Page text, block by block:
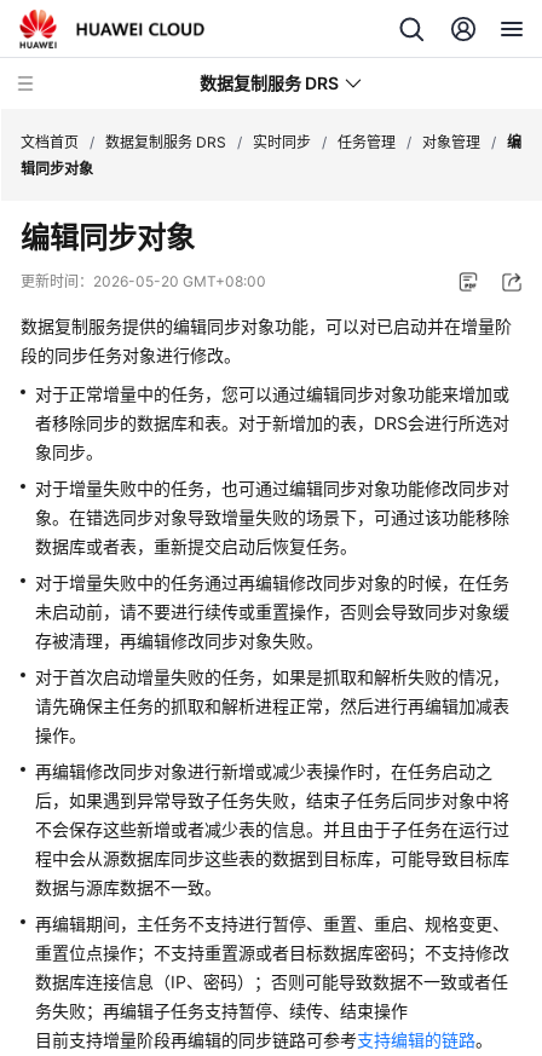
数据复制服务 DRS
最
新
动
产
介
绍
计
费
说
快
速
入
门
用
户
指
南
准
备
工
作
实
文档首页 / 数据复制服务 DRS / 实时同步 / 任务管理 / 对象管理 / 编
辑同步对象
编辑同步对象
更新时间： 2026-05-20 GMT+08:00
数据复制服务提供的编辑同步对象功能，可以对已启动并在增量阶
段的同步任务对象进行修改。
对于正常增量中的任务，您可以通过编辑同步对象功能来增加或
者移除同步的数据库和表。对于新增加的表，DRS会进行所选对
象同步。
对于增量失败中的任务，也可通过编辑同步对象功能修改同步对
象。在错选同步对象导致增量失败的场景下，可通过该功能移除
数据库或者表，重新提交启动后恢复任务。
对于增量失败中的任务通过再编辑修改同步对象的时候，在任务
未启动前，请不要进行续传或重置操作，否则会导致同步对象缓
存被清理，再编辑修改同步对象失败。
对于首次启动增量失败的任务，如果是抓取和解析失败的情况，
请先确保主任务的抓取和解析进程正常，然后进行再编辑加减表
操作。
再编辑修改同步对象进行新增或减少表操作时，在任务启动之
后，如果遇到异常导致子任务失败，结束子任务后同步对象中将
不会保存这些新增或者减少表的信息。并且由于子任务在运行过
程中会从源数据库同步这些表的数据到目标库，可能导致目标库
数据与源库数据不一致。
再编辑期间，主任务不支持进行暂停、重置、重启、规格变更、
重置位点操作；不支持重置源或者目标数据库密码；不支持修改
数据库连接信息（IP、密码）；否则可能导致数据不一致或者任
务失败；再编辑子任务支持暂停、续传、结束操作
目前支持增量阶段再编辑的同步链路可参考支持编辑的链路。